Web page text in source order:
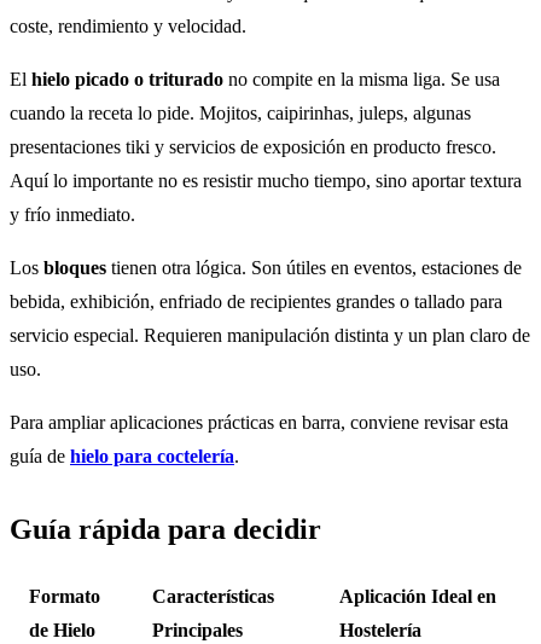
coste, rendimiento y velocidad.
El hielo picado o triturado no compite en la misma liga. Se usa
cuando la receta lo pide. Mojitos, caipirinhas, juleps, algunas
presentaciones tiki y servicios de exposición en producto fresco.
Aquí lo importante no es resistir mucho tiempo, sino aportar textura
y frío inmediato.
Los bloques tienen otra lógica. Son útiles en eventos, estaciones de
bebida, exhibición, enfriado de recipientes grandes o tallado para
servicio especial. Requieren manipulación distinta y un plan claro de
uso.
Para ampliar aplicaciones prácticas en barra, conviene revisar esta
guía de hielo para coctelería.
Guía rápida para decidir
Formato
de Hielo
Características
Principales
Aplicación Ideal en
Hostelería